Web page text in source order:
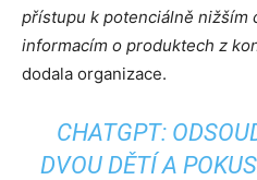
přístupu k potenciálně nižším
informacím o produktech z
dodala organizace.
CHATGPT:
DVOU DĚTÍ A